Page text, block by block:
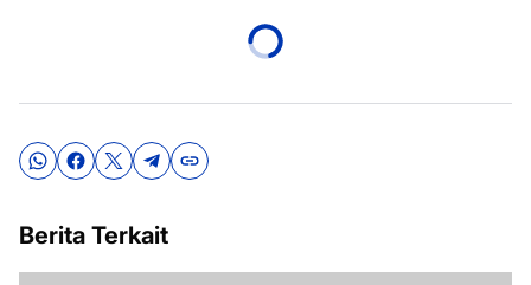
Berita Terkait